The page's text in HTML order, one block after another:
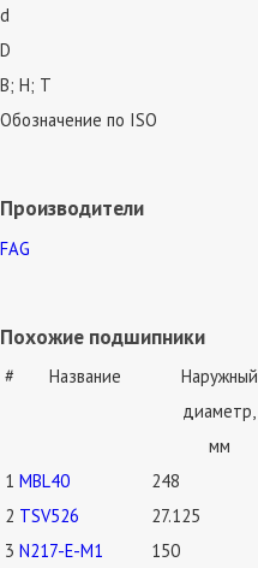
d
D
В; Н; Т
Обозначение по ISO
Производители
FAG
Похожие подшипники
# Название
Наружный
диаметр,
мм
1 MBL40 248
2 TSV526 27.125
3 N217-E-M1 150